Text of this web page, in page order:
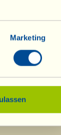
Marketing